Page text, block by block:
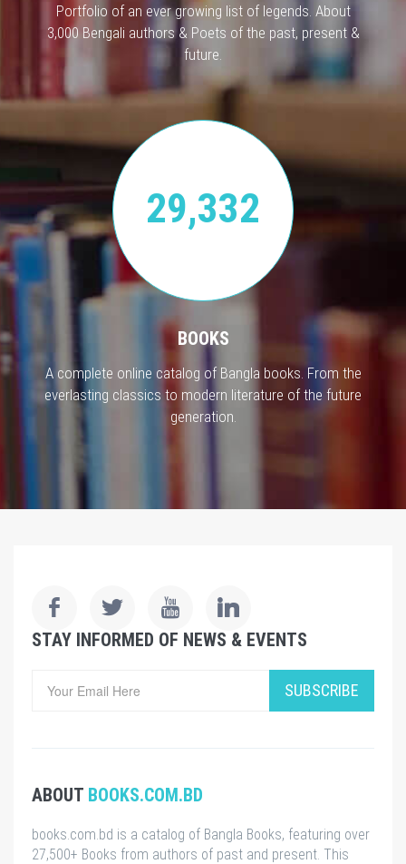
Portfolio of an ever growing list of legends. About
3,000 Bengali authors & Poets of the past, present &
future.
29,332
BOOKS
A complete online catalog of Bangla books. From the
everlasting classics to modern literature of the future
generation.
STAY INFORMED OF NEWS & EVENTS
SUBSCRIBE
ABOUT BOOKS.COM.BD
books.com.bd is a catalog of Bangla Books, featuring over
27,500+ Books from authors of past and present. This